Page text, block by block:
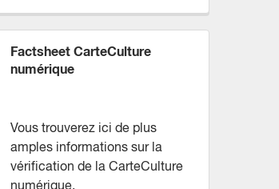
Factsheet CarteCulture
numérique
Vous trouverez ici de plus
amples informations sur la
vérification de la CarteCulture
numérique.